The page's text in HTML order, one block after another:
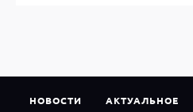
НОВОСТИ АКТУАЛЬНОЕ